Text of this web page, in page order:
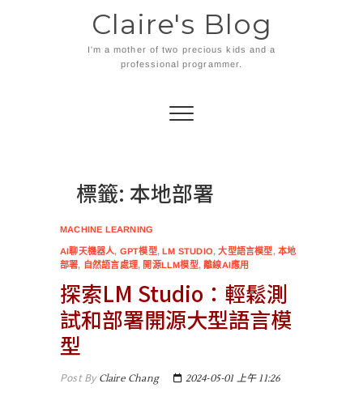
Claire's Blog
I'm a mother of two precious kids and a
professional programmer.
標籤: 本地部署
MACHINE LEARNING
AI聊天機器人, GPT模型,LM STUDIO,大型語言模型,本地
部署, 自然語言處理, 開源LLM模型,離線AI應用
探索LM Studio：輕鬆測
試和部署開源大型語言模
型
Post ByClaire Chang 2024-05-01 上午 11:26